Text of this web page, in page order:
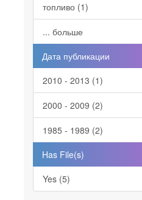
топливо (1)
... больше
Дата публикации
2010 - 2013 (1)
2000 - 2009 (2)
1985 - 1989 (2)
Has File(s)
Yes (5)